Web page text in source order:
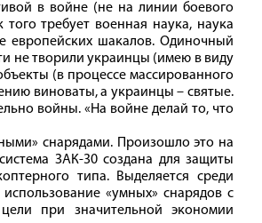
в войне (не на линии боевого
требует военная наука, наука
европейских шакалов. Одиночный
не творили украинцы (имею в виду
(в процессе массированного
виноваты, а украинцы – святые.
войны. «На войне делай то, что
снарядами. Произошло это на
ЗАК-30 создана для защиты
типа. Выделяется среди
«умных» снарядов с
при значительной экономии